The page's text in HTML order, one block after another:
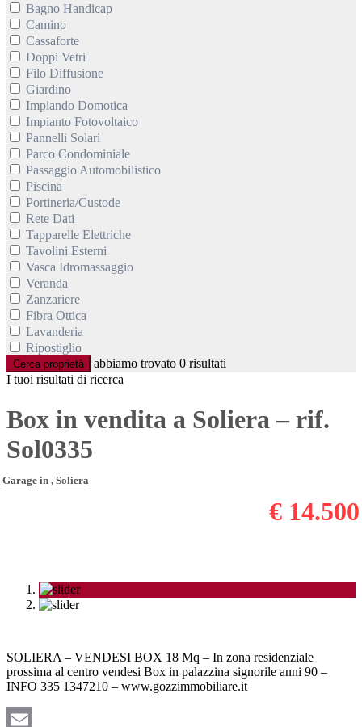
Bagno Handicap
Camino
Cassaforte
Doppi Vetri
Filo Diffusione
Giardino
Impiando Domotica
Impianto Fotovoltaico
Pannelli Solari
Parco Condominiale
Passaggio Automobilistico
Piscina
Portineria/Custode
Rete Dati
Tapparelle Elettriche
Tavolini Esterni
Vasca Idromassaggio
Veranda
Zanzariere
Fibra Ottica
Lavanderia
Ripostiglio
Cerca proprietà abbiamo trovato 0 risultati
I tuoi risultati di ricerca
Box in vendita a Soliera – rif.
Sol0335
Garage in , Soliera
€ 14.500
SOLIERA – VENDESI BOX 18 Mq – In zona residenziale
prossima al centro vendesi Box in palazzina signorile anni 90 –
INFO 335 1347210 – www.gozzimmobiliare.it